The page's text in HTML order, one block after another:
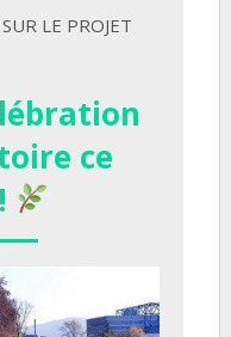
LE PROJET
ce